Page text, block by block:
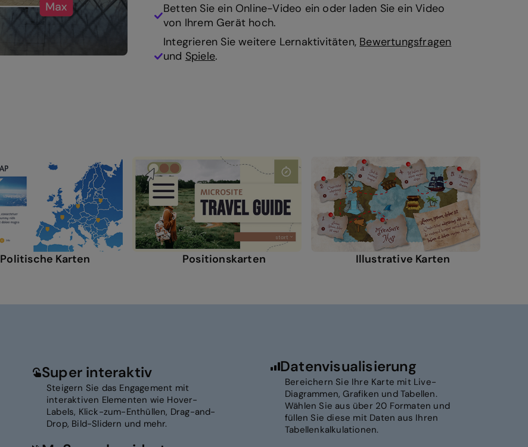
Betten Sie ein Online-Video ein oder laden Sie ein Video
von Ihrem Gerät hoch.
Integrieren Sie weitere Lernaktivitäten, Bewertungsfragen
und Spiele.
Politische Karten Positionskarten Illustrative Karten
Super interaktiv
Steigern Sie das Engagement mit
interaktiven Elementen wie Hover-
Labels, Klick-zum-Enthüllen, Drag-and-
Drop, Bild-Slidern und mehr.
Datenvisualisierung
Bereichern Sie Ihre Karte mit Live-
Diagrammen, Grafiken und Tabellen.
Wählen Sie aus über 20 Formaten und
füllen Sie diese mit Daten aus Ihren
Tabellenkalkulationen.